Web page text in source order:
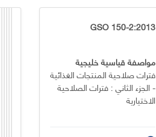
GSO 150-2:2013
مواصفة قياسية خليجية
فترات صلاحية المنتجات الغذائية
- الجزء الثاني : فترات الصلاحية
الاختيارية